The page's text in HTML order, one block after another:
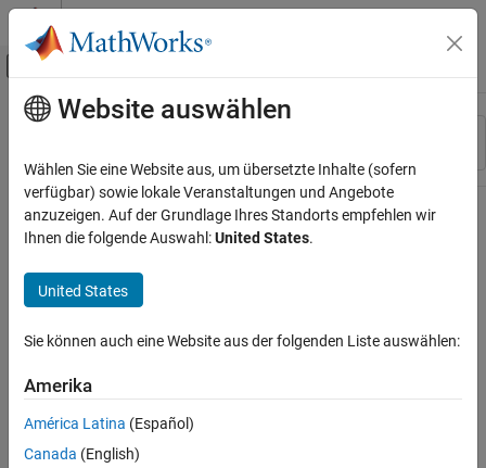
Weiter zum Inhalt
Umschaltung für Off-Canvas-
Ressource
Hauptinhalt
Website auswählen
Wählen Sie eine Website aus, um übersetzte Inhalte (sofern
verfügbar) sowie lokale Veranstaltungen und Angebote
anzuzeigen. Auf der Grundlage Ihres Standorts empfehlen wir
Ihnen die folgende Auswahl:United States.
United States
Sie können auch eine Website aus der folgenden Liste auswählen:
Amerika
América Latina (Español)
Canada (English)